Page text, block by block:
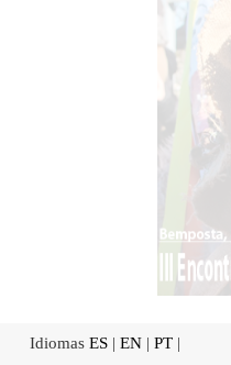
Idiomas ES | EN | PT |